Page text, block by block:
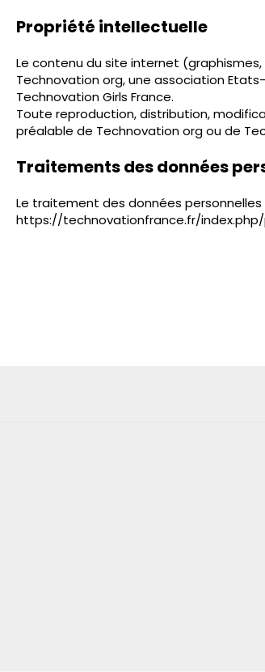
Propriété intellectuelle
Le contenu du site internet
Technovation org, une association
Technovation Girls France.
Toute reproduction, distribution,
préalable de Technovation org ou de
Traitements des données
Le traitement des données
https://technovationfrance.fr/